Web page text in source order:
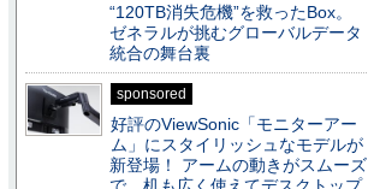
“120TB消失危機”を救ったBox。
ゼネラルが挑むグローバルデータ
統合の舞台裏
sponsored
好評のViewSonic「モニターアー
ム」にスタイリッシュなモデルが
新登場！ アームの動きがスムーズ